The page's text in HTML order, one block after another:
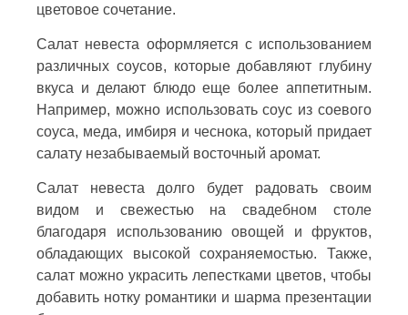
цветовое сочетание.
Салат невеста оформляется с использованием
различных соусов, которые добавляют глубину
вкуса и делают блюдо еще более аппетитным.
Например, можно использовать соус из соевого
соуса, меда, имбиря и чеснока, который придает
салату незабываемый восточный аромат.
Салат невеста долго будет радовать своим
видом и свежестью на свадебном столе
благодаря использованию овощей и фруктов,
обладающих высокой сохраняемостью. Также,
салат можно украсить лепестками цветов, чтобы
добавить нотку романтики и шарма презентации